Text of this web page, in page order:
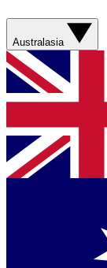
Australasia